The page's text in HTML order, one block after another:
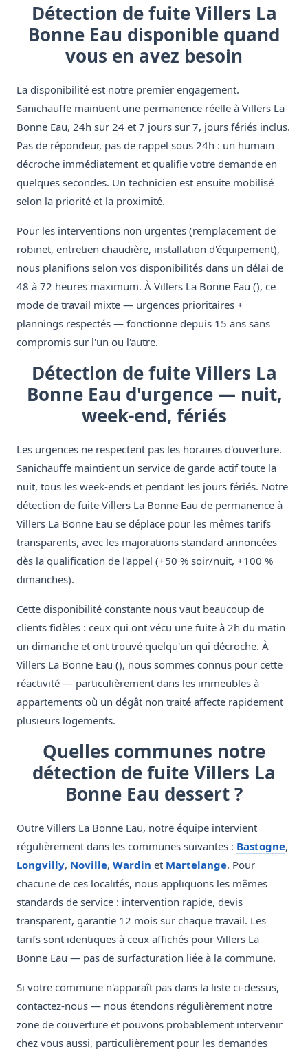
Détection de fuite Villers La
Bonne Eau disponible quand
vous en avez besoin
La disponibilité est notre premier engagement.
Sanichauffe maintient une permanence réelle à Villers La
Bonne Eau, 24h sur 24 et 7 jours sur 7, jours fériés inclus.
Pas de répondeur, pas de rappel sous 24h : un humain
décroche immédiatement et qualifie votre demande en
quelques secondes. Un technicien est ensuite mobilisé
selon la priorité et la proximité.
Pour les interventions non urgentes (remplacement de
robinet, entretien chaudière, installation d'équipement),
nous planifions selon vos disponibilités dans un délai de
48 à 72 heures maximum. À Villers La Bonne Eau (), ce
mode de travail mixte — urgences prioritaires +
plannings respectés — fonctionne depuis 15 ans sans
compromis sur l'un ou l'autre.
Détection de fuite Villers La
Bonne Eau d'urgence — nuit,
week-end, fériés
Les urgences ne respectent pas les horaires d'ouverture.
Sanichauffe maintient un service de garde actif toute la
nuit, tous les week-ends et pendant les jours fériés. Notre
détection de fuite Villers La Bonne Eau de permanence à
Villers La Bonne Eau se déplace pour les mêmes tarifs
transparents, avec les majorations standard annoncées
dès la qualification de l'appel (+50 % soir/nuit, +100 %
dimanches).
Cette disponibilité constante nous vaut beaucoup de
clients fidèles : ceux qui ont vécu une fuite à 2h du matin
un dimanche et ont trouvé quelqu'un qui décroche. À
Villers La Bonne Eau (), nous sommes connus pour cette
réactivité — particulièrement dans les immeubles à
appartements où un dégât non traité affecte rapidement
plusieurs logements.
Quelles communes notre
détection de fuite Villers La
Bonne Eau dessert ?
Outre Villers La Bonne Eau, notre équipe intervient
régulièrement dans les communes suivantes : Bastogne,
Longvilly, Noville, Wardin et Martelange. Pour
chacune de ces localités, nous appliquons les mêmes
standards de service : intervention rapide, devis
transparent, garantie 12 mois sur chaque travail. Les
tarifs sont identiques à ceux affichés pour Villers La
Bonne Eau — pas de surfacturation liée à la commune.
Si votre commune n'apparaît pas dans la liste ci-dessus,
contactez-nous — nous étendons régulièrement notre
zone de couverture et pouvons probablement intervenir
chez vous aussi, particulièrement pour les demandes